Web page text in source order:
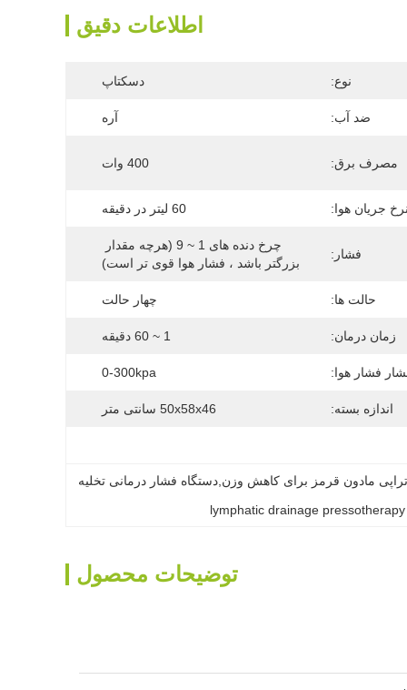
اطلاعات دقیق
نوع: دسکتاپ
ضد آب: آره
مصرف برق: 400 وات
جریان هوا: 60 لیتر در دقیقه
فشار:
بزرگتر باشد ، فشار هوا قوی تر است)
حالت ها: چهار حالت
زمان درمان: 1 ~ 60 دقیقه
فشار هوا: 0-300kpa
اندازه بسته: 50x58x46 سانتی متر
lymphatic drainage
توضیحات محصول